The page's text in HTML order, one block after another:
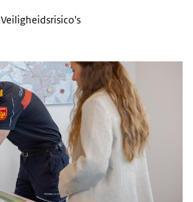
Veiligheidsrisico's